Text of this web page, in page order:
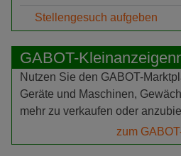
Stellengesuch aufgeben
GABOT-
Nutzen Sie den GABOT-
Geräte und Maschinen,
mehr zu verkaufen oder
zum